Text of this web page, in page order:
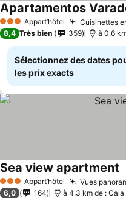
3 ÉtoilesAppart’hôtel Cuisinettes
Apartamentos
8,4 Très bien 359 à 0.6
Sélectionnez des dates
les prix exacts
3 ÉtoilesAppart’hôtel Vues
Sea view apartment
6,0 164 à 4.3 km de : Cala